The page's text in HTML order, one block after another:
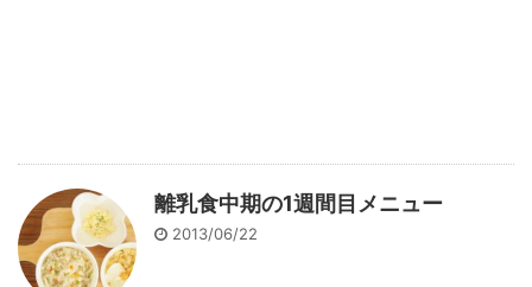
離乳食中期の1週間目メニュー
2013/06/22